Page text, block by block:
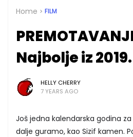
Home FILM
Najbolje iz 2019.
HELLY CHERRY
7 YEARS AGO
Još jedna kalendarska godina
dalje guramo, kao Sizif kamen.